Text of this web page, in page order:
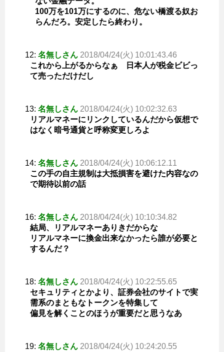
100万を101万にするのに、危ない橋渡る奴お
らんだろ。安定したら終わり。
12: 名無しさん 2018/04/24(火) 10:01:43.46
これから上がるからなぁ 日本人が税金ビビっ
て売っただけだし
13: 名無しさん 2018/04/24(火) 10:02:32.63
リアルマネーにリンクしているんだから仮想で
はなく暗号通貨と呼称変更しろよ
14: 名無しさん 2018/04/24(火) 10:06:12.11
この手の自主規制は大抵損害を避けた内容なの
で期待以前の話
16: 名無しさん 2018/04/24(火) 10:10:34.82
結局、リアルマネーありきだからな
リアルマネーに換金出来なかったら誰が必要と
するんだ？
18: 名無しさん 2018/04/24(火) 10:22:55.65
セキュリティとかより、証券会社のサイトで実
需系のまともなトークンを特集して
偏見を解くことのほうが重要だと思うなあ
19: 名無しさん 2018/04/24(火) 10:24:20.55